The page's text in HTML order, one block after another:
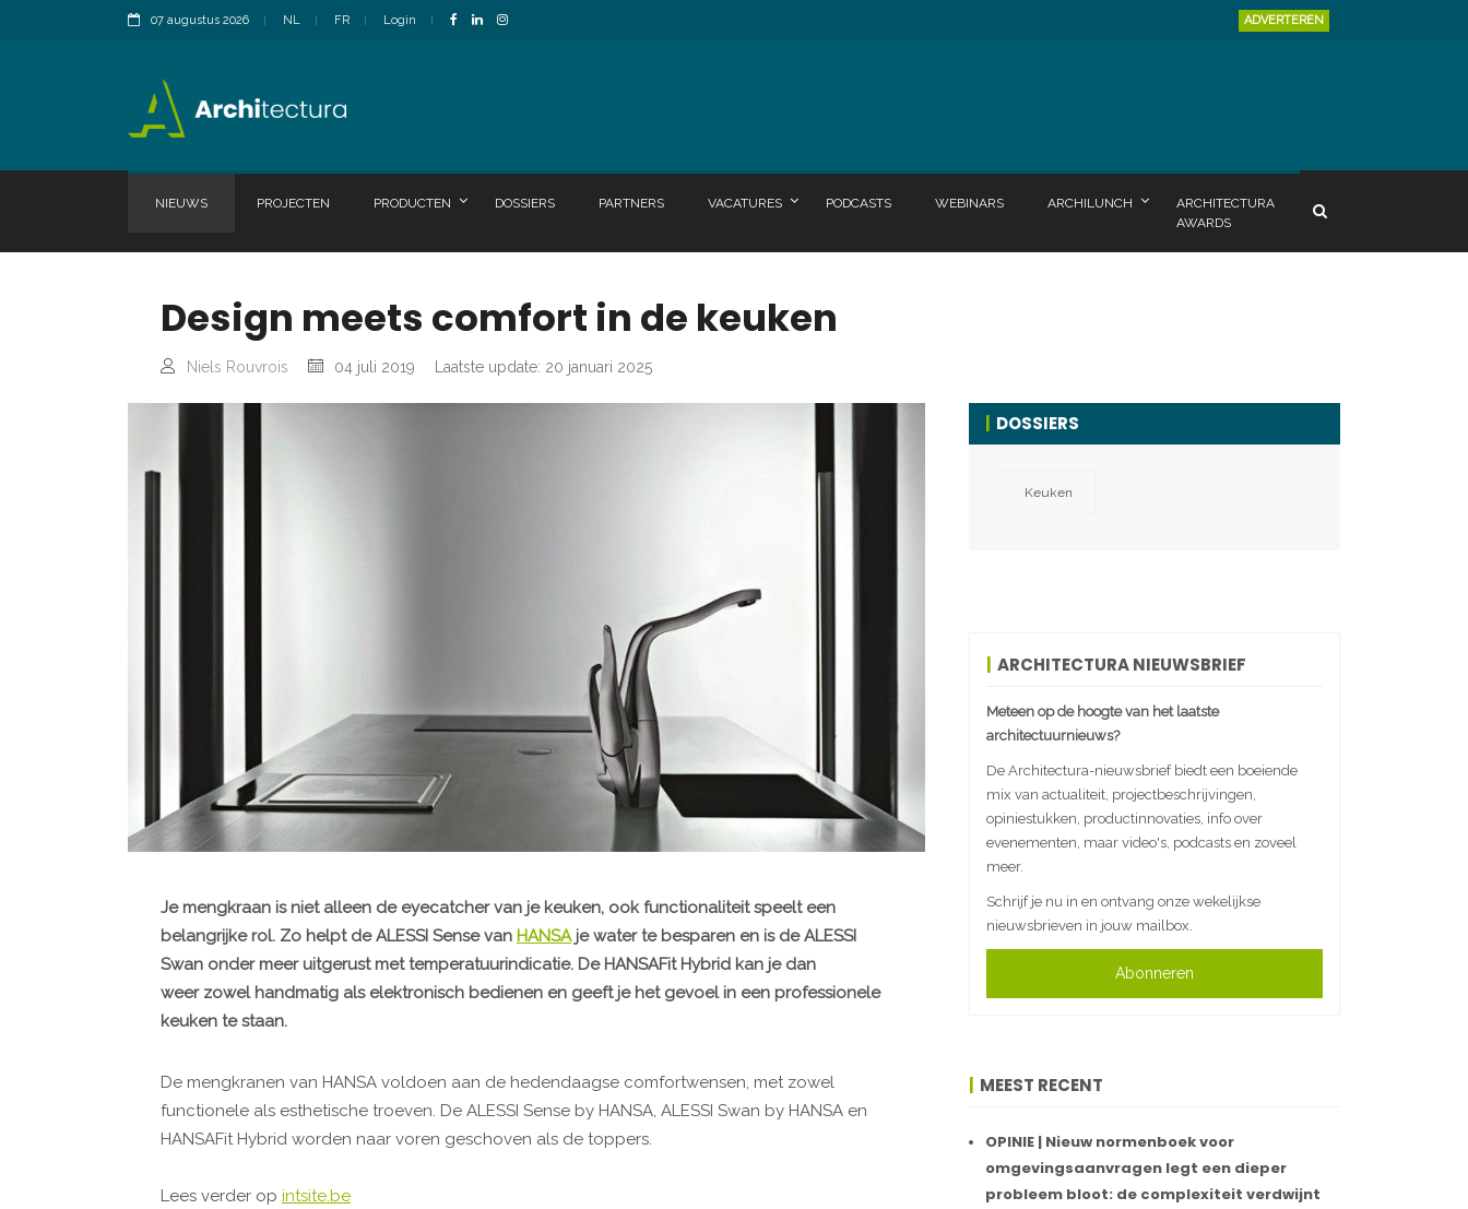
07 augustus 2026 NL FR Login ADVERTEREN
NIEUWS PROJECTEN PRODUCTEN DOSSIERS PARTNERS VACATURES PODCASTS WEBINARS ARCHILUNCH
ARCHITECTURA
AWARDS
Design meets comfort in de keuken
Niels Rouvrois 04 juli 2019 Laatste update: 20 januari 2025
Je mengkraan is niet alleen de eyecatcher van je keuken, ook functionaliteit speelt een
belangrijke rol. Zo helpt de ALESSI Sense van HANSAje water te besparen en is de ALESSI
Swan onder meer uitgerust met temperatuurindicatie. De HANSAFit Hybrid kan je dan
weer zowel handmatig als elektronisch bedienen en geeft je het gevoel in een professionele
keuken te staan.
De mengkranen van HANSA voldoen aan de hedendaagse comfortwensen, met zowel
functionele als esthetische troeven. De ALESSI Sense by HANSA, ALESSI Swan by HANSA en
HANSAFit Hybrid worden naar voren geschoven als de toppers.
Lees verder op intsite.be
DOSSIERS
Keuken
ARCHITECTURA NIEUWSBRIEF
Meteen op de hoogte van het laatste
architectuurnieuws?
De Architectura-nieuwsbrief biedt een boeiende
mix van actualiteit, projectbeschrijvingen,
opiniestukken, productinnovaties, info over
evenementen, maar video's, podcasts en zoveel
meer.
Schrijf je nu in en ontvang onze wekelijkse
nieuwsbrieven in jouw mailbox.
Abonneren
MEEST RECENT
OPINIE | Nieuw normenboek voor
omgevingsaanvragen legt een dieper
probleem bloot: de complexiteit verdwijnt